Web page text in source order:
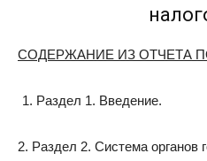
СОДЕРЖАНИЕ ИЗ ОТЧЕТА
Раздел 1. Введение.
2. Раздел 2. Система органов